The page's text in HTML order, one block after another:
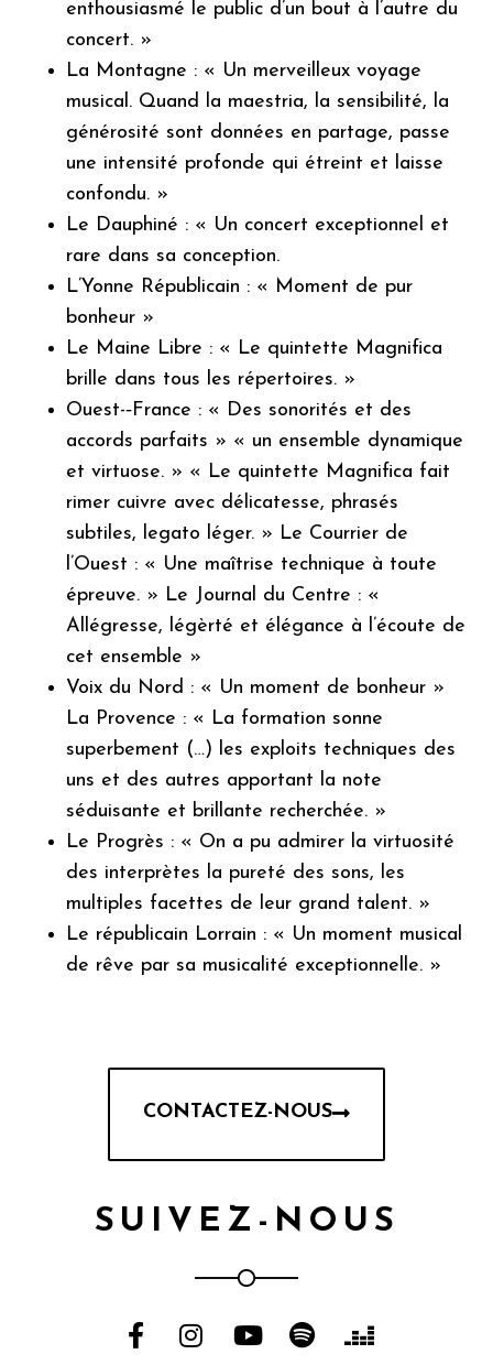
enthousiasmé le public d’un bout à l’autre du
concert. »
La Montagne : « Un merveilleux voyage
musical. Quand la maestria, la sensibilité, la
générosité sont données en partage, passe
une intensité profonde qui étreint et laisse
confondu. »
Le Dauphiné : « Un concert exceptionnel et
rare dans sa conception.
L’Yonne Républicain : « Moment de pur
bonheur »
Le Maine Libre : « Le quintette Magnifica
brille dans tous les répertoires. »
Ouest-­‐France : « Des sonorités et des
accords parfaits » « un ensemble dynamique
et virtuose. » « Le quintette Magnifica fait
rimer cuivre avec délicatesse, phrasés
subtiles, legato léger. » Le Courrier de
l’Ouest : « Une maîtrise technique à toute
épreuve. » Le Journal du Centre : «
Allégresse, légèrté et élégance à l’écoute de
cet ensemble »
Voix du Nord : « Un moment de bonheur »
La Provence : « La formation sonne
superbement (…) les exploits techniques des
uns et des autres apportant la note
séduisante et brillante recherchée. »
Le Progrès : « On a pu admirer la virtuosité
des interprètes la pureté des sons, les
multiples facettes de leur grand talent. »
Le républicain Lorrain : « Un moment musical
de rêve par sa musicalité exceptionnelle. »
CONTACTEZ-NOUS
SUIVEZ-NOUS